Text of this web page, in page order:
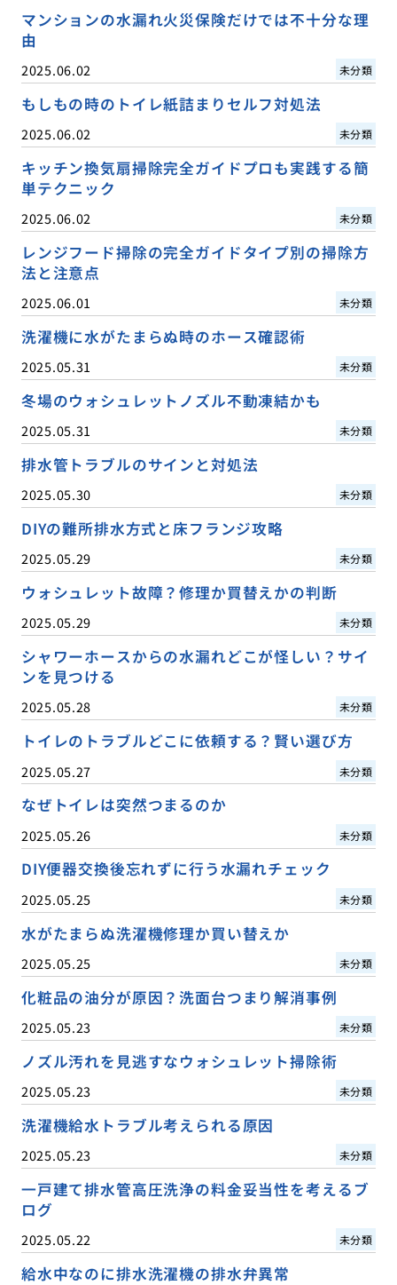
マンションの水漏れ火災保険だけでは不十分な理
由
2025.06.02 未分類
もしもの時のトイレ紙詰まりセルフ対処法
2025.06.02 未分類
キッチン換気扇掃除完全ガイドプロも実践する簡
単テクニック
2025.06.02 未分類
レンジフード掃除の完全ガイドタイプ別の掃除方
法と注意点
2025.06.01 未分類
洗濯機に水がたまらぬ時のホース確認術
2025.05.31 未分類
冬場のウォシュレットノズル不動凍結かも
2025.05.31 未分類
排水管トラブルのサインと対処法
2025.05.30 未分類
DIYの難所排水方式と床フランジ攻略
2025.05.29 未分類
ウォシュレット故障？修理か買替えかの判断
2025.05.29 未分類
シャワーホースからの水漏れどこが怪しい？サイ
ンを見つける
2025.05.28 未分類
トイレのトラブルどこに依頼する？賢い選び方
2025.05.27 未分類
なぜトイレは突然つまるのか
2025.05.26 未分類
DIY便器交換後忘れずに行う水漏れチェック
2025.05.25 未分類
水がたまらぬ洗濯機修理か買い替えか
2025.05.25 未分類
化粧品の油分が原因？洗面台つまり解消事例
2025.05.23 未分類
ノズル汚れを見逃すなウォシュレット掃除術
2025.05.23 未分類
洗濯機給水トラブル考えられる原因
2025.05.23 未分類
一戸建て排水管高圧洗浄の料金妥当性を考えるブ
ログ
2025.05.22 未分類
給水中なのに排水洗濯機の排水弁異常